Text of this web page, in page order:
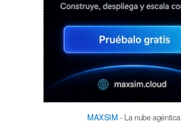
MAXSIM - La nube agéntica